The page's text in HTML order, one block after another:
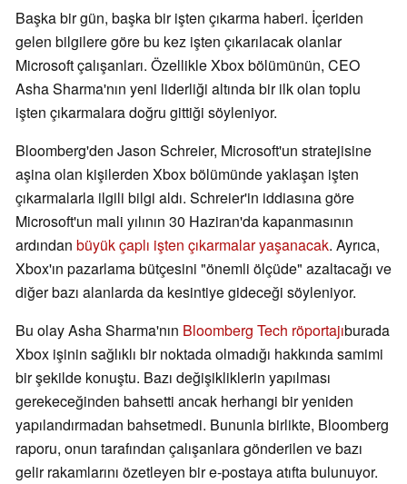
Başka bir gün, başka bir işten çıkarma haberi. İçeriden
gelen bilgilere göre bu kez işten çıkarılacak olanlar
Microsoft çalışanları. Özellikle Xbox bölümünün, CEO
Asha Sharma'nın yeni liderliği altında bir ilk olan toplu
işten çıkarmalara doğru gittiği söyleniyor.
Bloomberg'den Jason Schreier, Microsoft'un stratejisine
aşina olan kişilerden Xbox bölümünde yaklaşan işten
çıkarmalarla ilgili bilgi aldı. Schreier'in iddiasına göre
Microsoft'un mali yılının 30 Haziran'da kapanmasının
ardından büyük çaplı işten çıkarmalar yaşanacak. Ayrıca,
Xbox'ın pazarlama bütçesini "önemli ölçüde" azaltacağı ve
diğer bazı alanlarda da kesintiye gideceği söyleniyor.
Bu olay Asha Sharma'nın Bloomberg Tech röportajıburada
Xbox işinin sağlıklı bir noktada olmadığı hakkında samimi
bir şekilde konuştu. Bazı değişikliklerin yapılması
gerekeceğinden bahsetti ancak herhangi bir yeniden
yapılandırmadan bahsetmedi. Bununla birlikte, Bloomberg
raporu, onun tarafından çalışanlara gönderilen ve bazı
gelir rakamlarını özetleyen bir e-postaya atıfta bulunuyor.